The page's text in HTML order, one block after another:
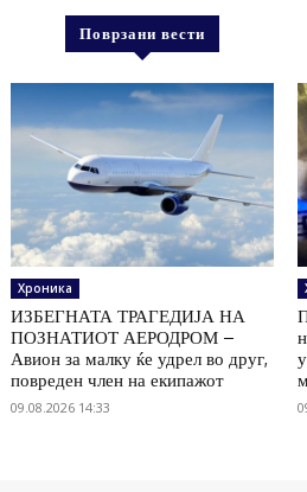
Поврзани вести
Хроника
ИЗБЕГНАТА ТРАГЕДИЈА НА
ПОЗНАТИОТ АЕРОДРОМ –
Авион за малку ќе удрел во друг,
повреден член на екипажот
09.08.2026 14:33